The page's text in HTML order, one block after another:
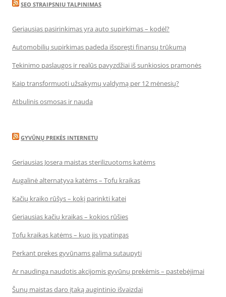
SEO STRAIPSNIU TALPINIMAS
Geriausias pasirinkimas yra auto supirkimas – kodėl?
Automobilių supirkimas padeda išspręsti finansų trūkumą
Tekinimo paslaugos ir realūs pavyzdžiai iš sunkiosios pramonės
Kaip transformuoti užsakymų valdymą per 12 mėnesių?
Atbulinis osmosas ir nauda
GYVŪNŲ PREKĖS INTERNETU
Geriausias Josera maistas sterilizuotoms katėms
Augalinė alternatyva katėms – Tofu kraikas
Kačių kraiko rūšys – kokį parinkti katei
Geriausias kačių kraikas – kokios rūšies
Tofu kraikas katėms – kuo jis ypatingas
Perkant prekes gyvūnams galima sutaupyti
Ar naudinga naudotis akcijomis gyvūnų prekėmis – pastebėjimai
Šunų maistas daro įtaką augintinio išvaizdai